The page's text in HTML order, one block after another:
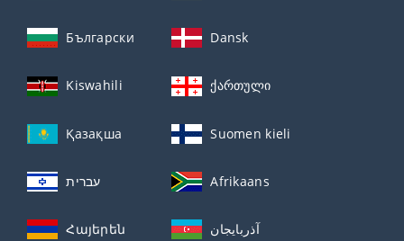
Български Dansk
Kiswahili ქართული
Қазақша Suomen kieli
עברית Afrikaans
Հայերեն آذربايجان